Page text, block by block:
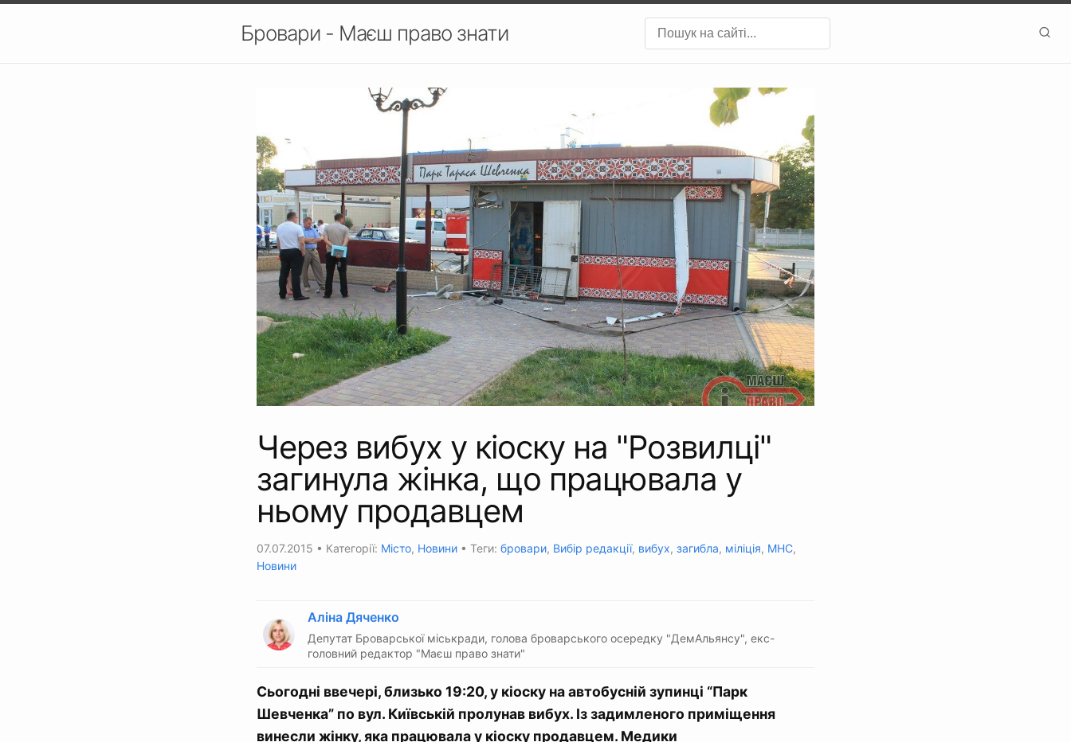
Бровари - Маєш право знати
Через вибух у кіоску на "Розвилці"
загинула жінка, що працювала у
ньому продавцем
07.07.2015 • Категорії: Місто, Новини • Теги: бровари, Вибір редакції, вибух, загибла, міліція, МНС,
Новини
Аліна Дяченко
Депутат Броварської міськради, голова броварського осередку "ДемАльянсу", екс-
головний редактор "Маєш право знати"
Сьогодні ввечері, близько 19:20, у кіоску на автобусній зупинці “Парк
Шевченка” по вул. Київській пролунав вибух. Із задимленого приміщення
винесли жінку, яка працювала у кіоску продавцем. Медики